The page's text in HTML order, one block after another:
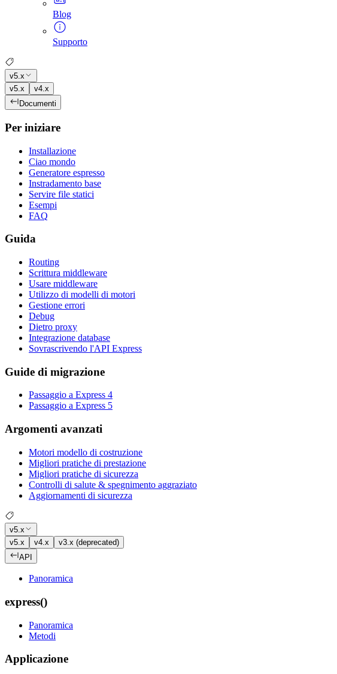
Blog
Supporto
v5.x
v5.x
v4.x
Documenti
Per iniziare
Installazione
Ciao mondo
Generatore espresso
Instradamento base
Servire file statici
Esempi
FAQ
Guida
Routing
Scrittura middleware
Usare middleware
Utilizzo di modelli di motori
Gestione errori
Debug
Dietro proxy
Integrazione database
Sovrascrivendo l'API Express
Guide di migrazione
Passaggio a Express 4
Passaggio a Express 5
Argomenti avanzati
Motori modello di costruzione
Migliori pratiche di prestazione
Migliori pratiche di sicurezza
Controlli di salute & spegnimento aggraziato
Aggiornamenti di sicurezza
v5.x
v5.x
v4.x
v3.x (deprecated)
API
Panoramica
express()
Panoramica
Metodi
Applicazione